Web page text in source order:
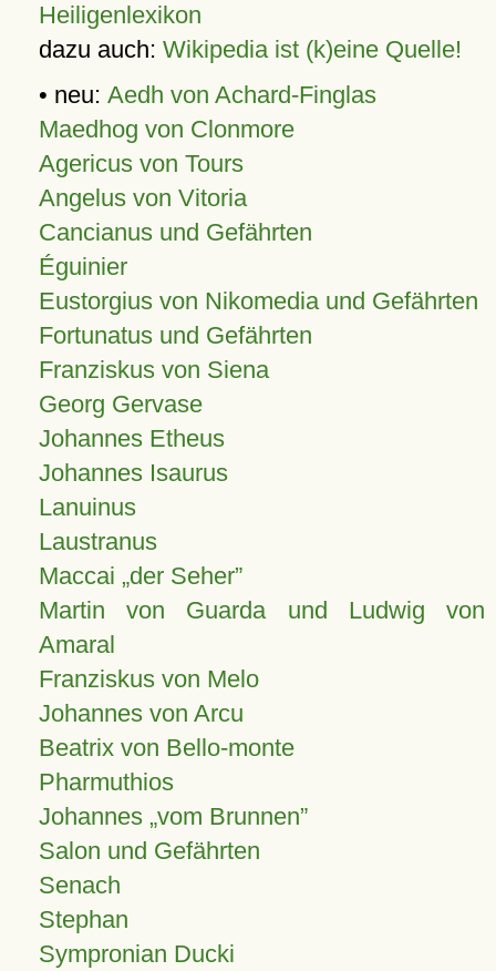
Heiligenlexikon
dazu auch: Wikipedia ist (k)eine Quelle!
• neu: Aedh von Achard-Finglas
Maedhog von Clonmore
Agericus von Tours
Angelus von Vitoria
Cancianus und Gefährten
Éguinier
Eustorgius von Nikomedia und Gefährten
Fortunatus und Gefährten
Franziskus von Siena
Georg Gervase
Johannes Etheus
Johannes Isaurus
Lanuinus
Laustranus
Maccai „der Seher”
Martin von Guarda und Ludwig von
Amaral
Franziskus von Melo
Johannes von Arcu
Beatrix von Bello-monte
Pharmuthios
Johannes vom Brunnen
Salon und Gefährten
Senach
Stephan
Sympronian Ducki